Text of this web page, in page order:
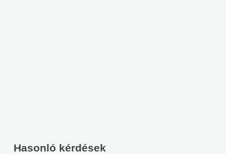
Hasonló kérdések